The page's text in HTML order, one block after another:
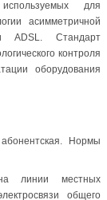
для
асимметричной
ADSL. Стандарт
контроля
оборудования
Нормы
линии местных
общего